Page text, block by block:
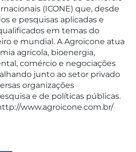
(ICONE) que, desde
e pesquisas aplicadas e
em temas do
e mundial. A Agroicone atua
agrícola, bioenergia,
comércio e negociações
junto ao setor privado
organizações
e de políticas públicas.
www.agroicone.com.br/